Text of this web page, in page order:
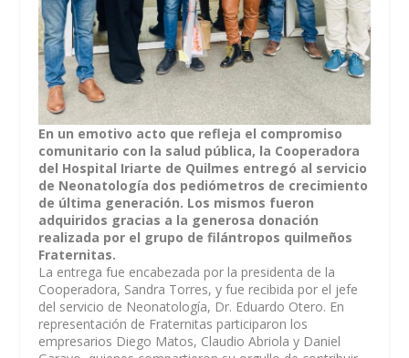
En un emotivo acto que refleja el compromiso
comunitario con la salud pública, la Cooperadora
del Hospital Iriarte de Quilmes entregó al servicio
de Neonatología dos pediómetros de crecimiento
de última generación. Los mismos fueron
adquiridos gracias a la generosa donación
realizada por el grupo de filántropos quilmeños
Fraternitas.
La entrega fue encabezada por la presidenta de la
Cooperadora, Sandra Torres, y fue recibida por el jefe
del servicio de Neonatología, Dr. Eduardo Otero. En
representación de Fraternitas participaron los
empresarios Diego Matos, Claudio Abriola y Daniel